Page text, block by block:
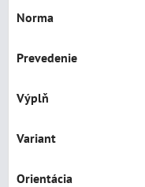
Norma
Prevedenie
Výplň
Variant
Orientácia